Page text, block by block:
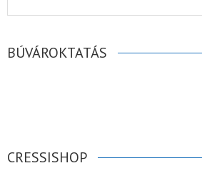
BÚVÁROKTATÁS
CRESSISHOP